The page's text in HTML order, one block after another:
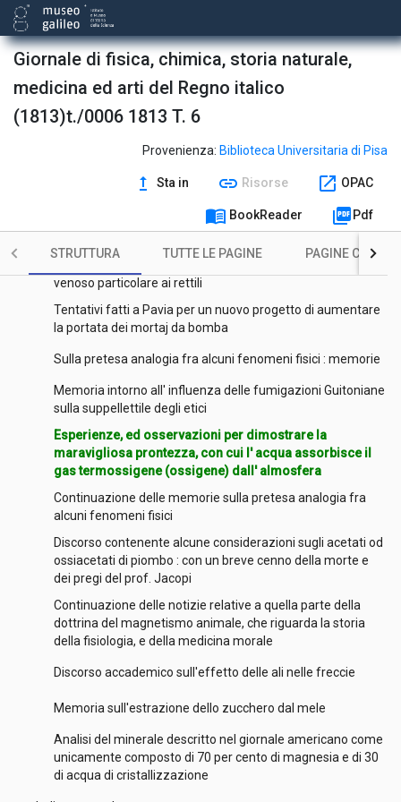
Giornale di fisica, chimica, storia naturale,
medicina ed arti del Regno italico
(1813)t./0006 1813 T. 6
Provenienza: Biblioteca Universitaria di Pisa
upgrade Sta in link Risorse open_in_new OPAC
menu_book BookReader picture_as_pdf Pdf
STRUTTURA TUTTE LE PAGINE PAGINE CON
Lettera del sig. prof. Domenico Nocca al sig. cavaliere Luigi
Rossi ... : in conferma dell'oppinione, che il cannamele non
fu mai coltivato in Calabria
Fine delle ricerche fisico-chimiche sul fosforo
Descrizione anotomica di un mostro umano coli aggiunta di
alcune riflessioni ad esso relative
Continuazione del trattato botanico-georgico sopra i
Continuazione delle ricerche fisico-chimiche sul fosforo
particolarmente considerato come mezzo eudiometrico
venoso particolare ai rettili
Tentativi fatti a Pavia per un nuovo progetto di aumentare
la portata dei mortaj da bomba
Sulla pretesa analogia fra alcuni fenomeni fisici : memorie
Memoria intorno all' influenza delle fumigazioni Guitoniane
sulla suppellettile degli etici
Esperienze, ed osservazioni per dimostrare la
maravigliosa prontezza, con cui l' acqua assorbisce il
gas termossigene (ossigene) dall' almosfera
Continuazione delle memorie sulla pretesa analogia fra
alcuni fenomeni fisici
Discorso contenente alcune considerazioni sugli acetati od
ossiacetati di piombo : con un breve cenno della morte e
dei pregi del prof. Jacopi
Continuazione delle notizie relative a quella parte della
dottrina del magnetismo animale, che riguarda la storia
della fisiologia, e della medicina morale
Discorso accademico sull'effetto delle ali nelle freccie
Memoria sull'estrazione dello zucchero dal mele
Analisi del minerale descritto nel giornale americano come
unicamente composto di 70 per cento di magnesia e di 30
di acqua di cristallizzazione